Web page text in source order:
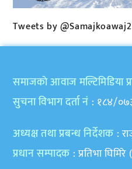
Tweets by
समाजकाे आवाज मल्टिमिडिया
सुचना विभाग दर्ता नं : १८४/
अध्यक्ष तथा प्रबन्ध निर्देशक :
प्रधान सम्पादक : प्रतिभा घिमिरे